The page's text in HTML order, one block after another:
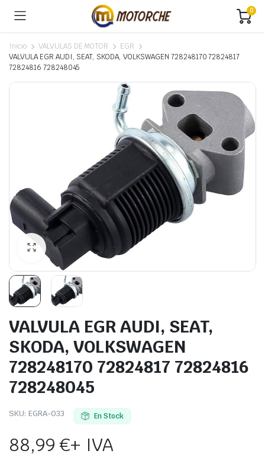
0
Inicio VALVULAS DE MOTOR
EGR
VALVULA EGR AUDI, SEAT, SKODA, VOLKSWAGEN 728248170 72824817
72824816 728248045
VALVULA EGR AUDI, SEAT,
SKODA, VOLKSWAGEN
728248170 72824817 72824816
728248045
SKU: EGRA-033 En Stock
88,99€+ IVA